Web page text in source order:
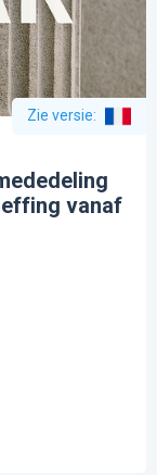
Zie versie:
vanaf